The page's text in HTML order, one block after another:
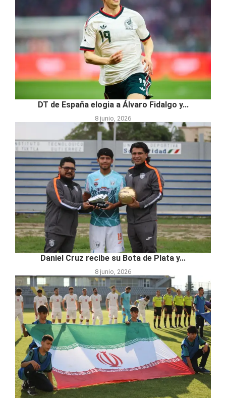
DT de España elogia a Álvaro Fidalgo y...
8 junio, 2026
Daniel Cruz recibe su Bota de Plata y...
8 junio, 2026